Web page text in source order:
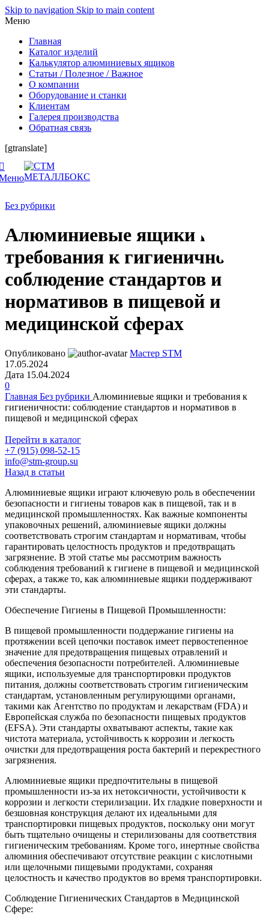
Skip to navigation Skip to main content
Меню
Главная
Каталог изделий
Калькулятор алюминиевых ящиков
Статьи / Полезное / Важное
О компании
Оборудование и станки
Клиентам
Галерея производства
Обратная связь
[gtranslate]
Без рубрики
Алюминиевые ящики и
требования к гигиеничности:
соблюдение стандартов и
нормативов в пищевой и
медицинской сферах
Опубликовано
Мастер STM
17.05.2024
Дата 15.04.2024
0
Главная Без рубрики Алюминиевые ящики и требования к
гигиеничности: соблюдение стандартов и нормативов в
пищевой и медицинской сферах
Перейти в каталог
+7 (915) 098-52-15
info@stm-group.su
Назад в статьи
Алюминиевые ящики играют ключевую роль в обеспечении
безопасности и гигиены товаров как в пищевой, так и в
медицинской промышленностях. Как важные компоненты
упаковочных решений, алюминиевые ящики должны
соответствовать строгим стандартам и нормативам, чтобы
гарантировать целостность продуктов и предотвращать
загрязнение. В этой статье мы рассмотрим важность
соблюдения требований к гигиене в пищевой и медицинской
сферах, а также то, как алюминиевые ящики поддерживают
эти стандарты.
Обеспечение Гигиены в Пищевой Промышленности:
В пищевой промышленности поддержание гигиены на
протяжении всей цепочки поставок имеет первостепенное
значение для предотвращения пищевых отравлений и
обеспечения безопасности потребителей. Алюминиевые
ящики, используемые для транспортировки продуктов
питания, должны соответствовать строгим гигиеническим
стандартам, установленным регулирующими органами,
такими как Агентство по продуктам и лекарствам (FDA) и
Европейская служба по безопасности пищевых продуктов
(EFSA). Эти стандарты охватывают аспекты, такие как
чистота материала, устойчивость к коррозии и легкость
очистки для предотвращения роста бактерий и перекрестного
загрязнения.
Алюминиевые ящики предпочтительны в пищевой
промышленности из-за их нетоксичности, устойчивости к
коррозии и легкости стерилизации. Их гладкие поверхности и
безшовная конструкция делают их идеальными для
транспортировки пищевых продуктов, поскольку они могут
быть тщательно очищены и стерилизованы для соответствия
гигиеническим требованиям. Кроме того, инертные свойства
алюминия обеспечивают отсутствие реакции с кислотными
или щелочными пищевыми продуктами, сохраняя
целостность и качество продуктов во время транспортировки.
Соблюдение Гигиенических Стандартов в Медицинской
Сфере: